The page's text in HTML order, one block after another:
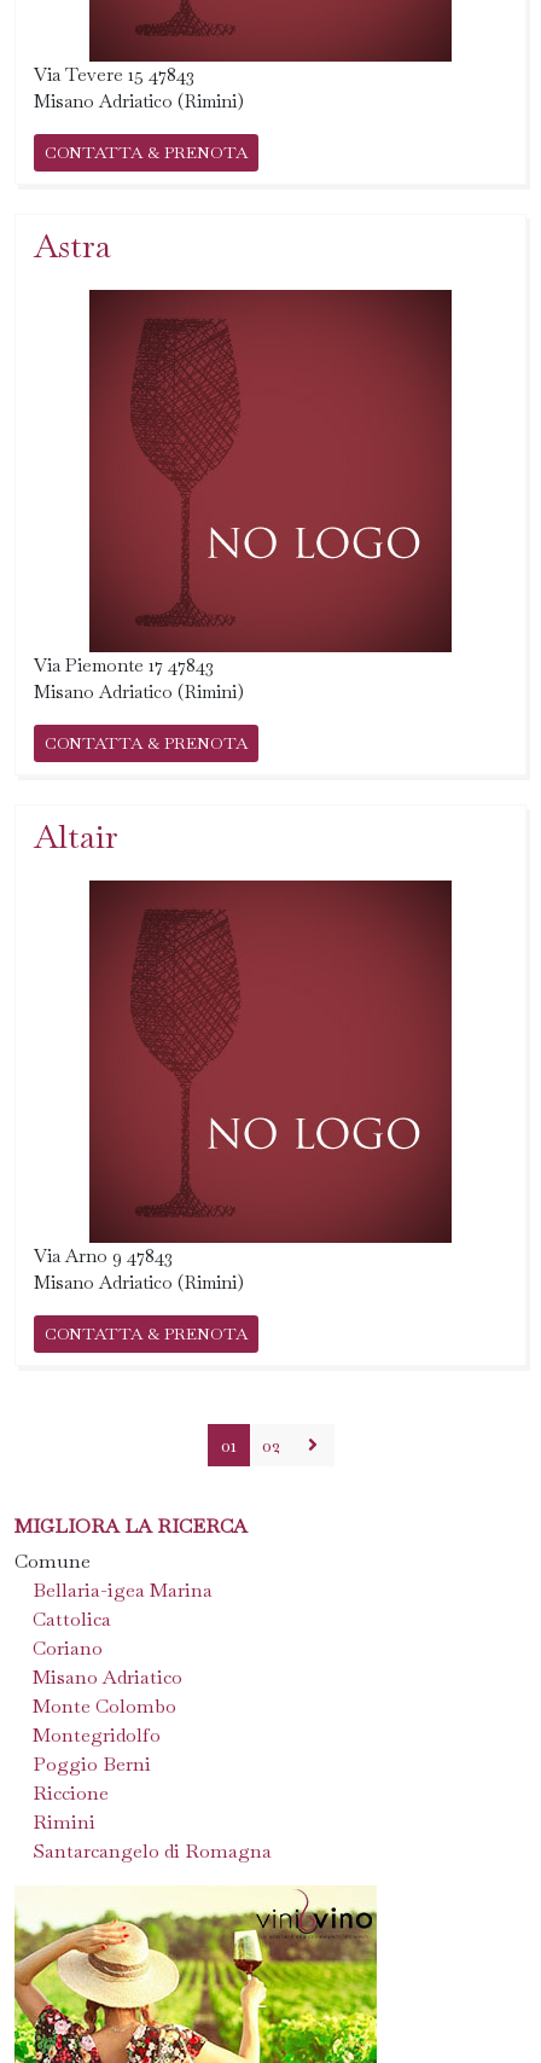
Via Tevere 15 47843
Misano Adriatico (Rimini)
CONTATTA & PRENOTA
Astra
Via Piemonte 17 47843
Misano Adriatico (Rimini)
CONTATTA & PRENOTA
Altair
Via Arno 9 47843
Misano Adriatico (Rimini)
CONTATTA & PRENOTA
01 02
MIGLIORA LA RICERCA
Comune
Bellaria-igea Marina
Cattolica
Coriano
Misano Adriatico
Monte Colombo
Montegridolfo
Poggio Berni
Riccione
Rimini
Santarcangelo di Romagna